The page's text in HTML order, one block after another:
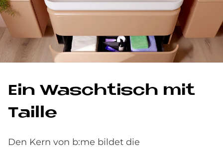
Ein Wasch­tisch mit
Tail­le
Den Kern von b:me bildet die